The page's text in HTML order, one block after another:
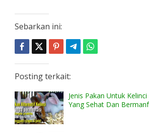
Sebarkan ini:
Posting terkait:
Jenis Pakan Untuk
Yang Sehat Dan